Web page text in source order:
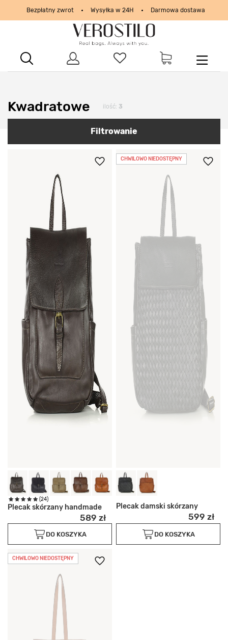
Bezpłatny zwrot Wysyłka w 24H Darmowa dostawa
PayPo - kup i zapłać za30dni Kupon40 zł
Prezenty na Walentynki: zamów do11.02 g. 14:00KUP TERAZ
Kwadratowe ilość: 3
Filtrowanie
(24)
Plecak skórzany handmade
589 zł
DO KOSZYKA
CHWILOWO NIEDOSTĘPNY
Plecak damski skórzany
599 zł
DO KOSZYKA
CHWILOWO NIEDOSTĘPNY